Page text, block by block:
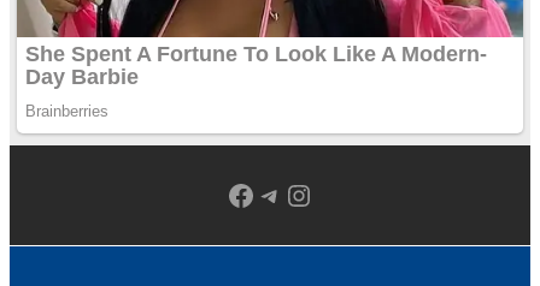
Facebook
Telegram
Instagram